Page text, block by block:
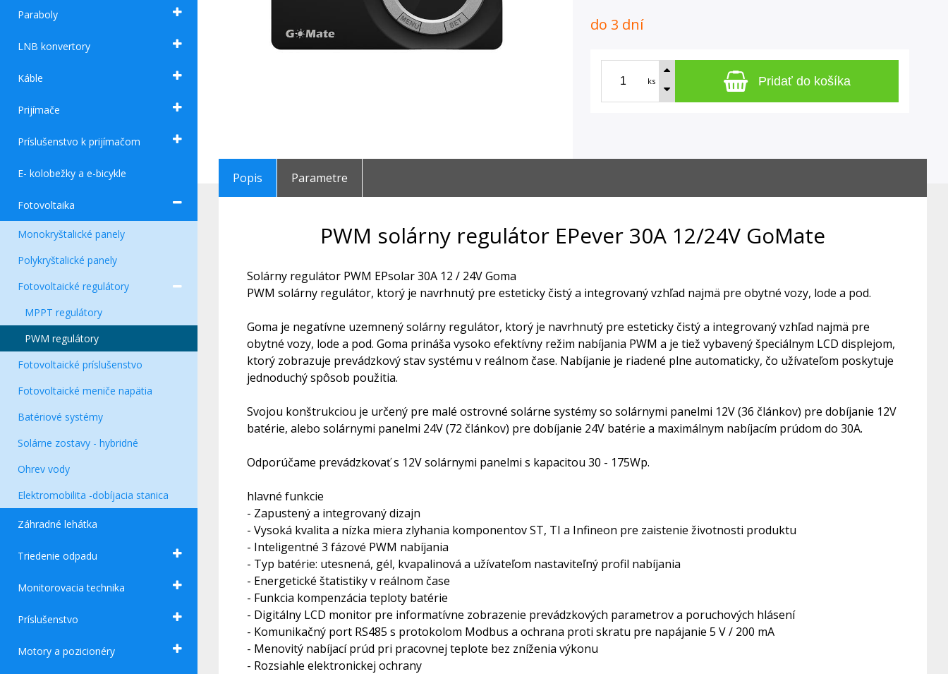
Paraboly
LNB konvertory
Káble
Prijímače
Príslušenstvo k prijímačom
E- kolobežky a e-bicykle
Fotovoltaika
Monokryštalické panely
Polykryštalické panely
Fotovoltaické regulátory
MPPT regulátory
PWM regulátory
Fotovoltaické príslušenstvo
Fotovoltaické meniče napätia
Batériové systémy
Solárne zostavy - hybridné
Ohrev vody
Elektromobilita -dobíjacia stanica
Záhradné lehátka
Triedenie odpadu
Monitorovacia technika
Príslušenstvo
Motory a pozicionéry
do 3 dní
ks Pridať do košíka
Popis Parametre
PWM solárny regulátor EPever 30A 12/24V GoMate
Solárny regulátor PWM EPsolar 30A 12 / 24V Goma
PWM solárny regulátor, ktorý je navrhnutý pre esteticky čistý a integrovaný vzhľad najmä pre obytné vozy, lode a pod.
Goma je negatívne uzemnený solárny regulátor, ktorý je navrhnutý pre esteticky čistý a integrovaný vzhľad najmä pre
obytné vozy, lode a pod. Goma prináša vysoko efektívny režim nabíjania PWM a je tiež vybavený špeciálnym LCD displejom,
ktorý zobrazuje prevádzkový stav systému v reálnom čase. Nabíjanie je riadené plne automaticky, čo užívateľom poskytuje
jednoduchý spôsob použitia.
Svojou konštrukciou je určený pre malé ostrovné solárne systémy so solárnymi panelmi 12V (36 článkov) pre dobíjanie 12V
batérie, alebo solárnymi panelmi 24V (72 článkov) pre dobíjanie 24V batérie a maximálnym nabíjacím prúdom do 30A.
Odporúčame prevádzkovať s 12V solárnymi panelmi s kapacitou 30 - 175Wp.
hlavné funkcie
- Zapustený a integrovaný dizajn
- Vysoká kvalita a nízka miera zlyhania komponentov ST, TI a Infineon pre zaistenie životnosti produktu
- Inteligentné 3 fázové PWM nabíjania
- Typ batérie: utesnená, gél, kvapalinová a užívateľom nastaviteľný profil nabíjania
- Energetické štatistiky v reálnom čase
- Funkcia kompenzácia teploty batérie
- Digitálny LCD monitor pre informatívne zobrazenie prevádzkových parametrov a poruchových hlásení
- Komunikačný port RS485 s protokolom Modbus a ochrana proti skratu pre napájanie 5 V / 200 mA
- Menovitý nabíjací prúd pri pracovnej teplote bez zníženia výkonu
- Rozsiahle elektronickej ochrany